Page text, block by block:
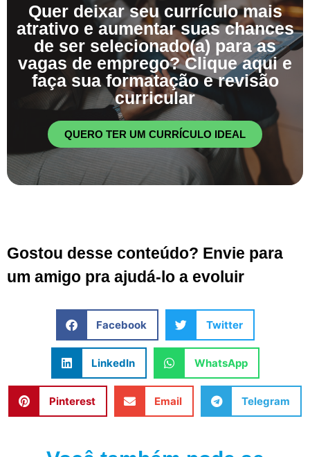
Quer deixar seu currículo mais
atrativo e aumentar suas chances
de ser selecionado(a) para as
vagas de emprego? Clique aqui e
faça sua formatação e revisão
curricular
QUERO TER UM CURRÍCULO IDEAL
Gostou desse conteúdo? Envie para
um amigo pra ajudá-lo a evoluir
Facebook Twitter
LinkedIn WhatsApp
Pinterest Email Telegram